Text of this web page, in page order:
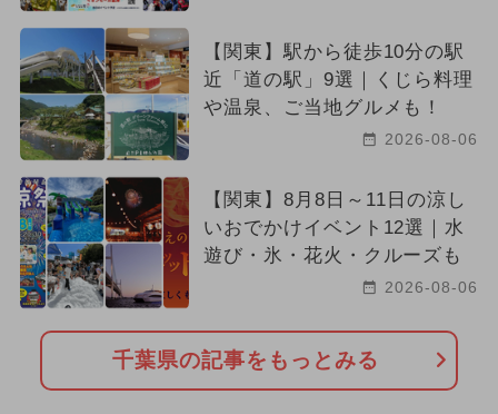
【関東】駅から徒歩10分の駅
近「道の駅」9選｜くじら料理
や温泉、ご当地グルメも！
2026-08-06
【関東】8月8日～11日の涼し
いおでかけイベント12選｜水
遊び・氷・花火・クルーズも
2026-08-06
千葉県の記事をもっとみる